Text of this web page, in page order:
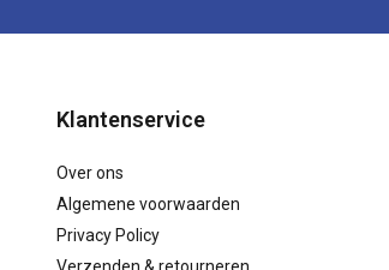
Klantenservice
Over ons
Algemene voorwaarden
Privacy Policy